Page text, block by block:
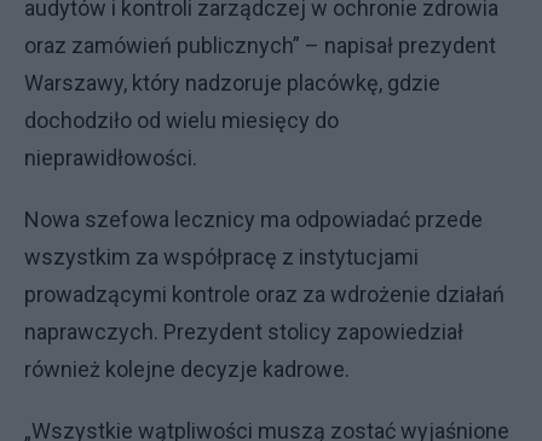
audytów i kontroli zarządczej w ochronie zdrowia
oraz zamówień publicznych” – napisał prezydent
Warszawy, który nadzoruje placówkę, gdzie
dochodziło od wielu miesięcy do
nieprawidłowości.
Nowa szefowa lecznicy ma odpowiadać przede
wszystkim za współpracę z instytucjami
prowadzącymi kontrole oraz za wdrożenie działań
naprawczych. Prezydent stolicy zapowiedział
również kolejne decyzje kadrowe.
„Wszystkie wątpliwości muszą zostać wyjaśnione